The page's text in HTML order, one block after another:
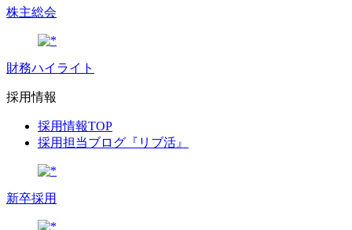
株主総会
財務ハイライト
採用情報
採用情報TOP
採用担当ブログ『リブ活』
新卒採用